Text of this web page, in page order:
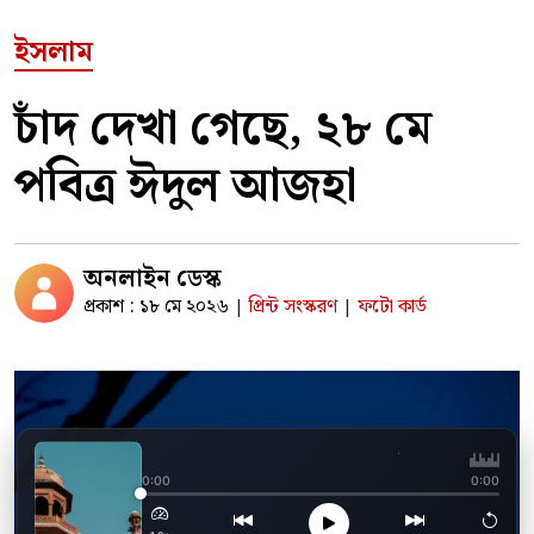
ইসলাম
চাঁদ দেখা গেছে, ২৮ মে
পবিত্র ঈদুল আজহা
অনলাইন ডেস্ক
প্রকাশ : ১৮ মে ২০২৬ | প্রিন্ট সংস্করণ | ফটো কার্ড
জিলহজের প্রথম ১০
0:00 0:00